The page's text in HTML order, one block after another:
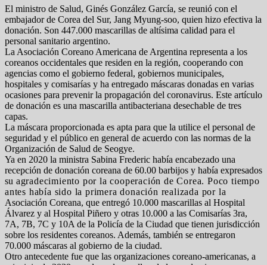
El ministro de Salud, Ginés González García, se reunió con el
embajador de Corea del Sur, Jang Myung-soo, quien hizo efectiva la
donación. Son 447.000 mascarillas de altísima calidad para el
personal sanitario argentino.
La Asociación Coreano Americana de Argentina representa a los
coreanos occidentales que residen en la región, cooperando con
agencias como el gobierno federal, gobiernos municipales,
hospitales y comisarías y ha entregado máscaras donadas en varias
ocasiones para prevenir la propagación del coronavirus. Este artículo
de donación es una mascarilla antibacteriana desechable de tres
capas.
La máscara proporcionada es apta para que la utilice el personal de
seguridad y el público en general de acuerdo con las normas de la
Organización de Salud de Seogye.
Ya en 2020 la ministra Sabina Frederic había encabezado una
recepción de donación coreana de 60.00 barbijos y había expresados
su agradecimiento por la cooperación de Corea. Poco tiempo
antes había sido la primera donación realizada por la
Asociación Coreana, que entregó 10.000 mascarillas al Hospital
Álvarez y al Hospital Piñero y otras 10.000 a las Comisarías 3ra,
7A, 7B, 7C y 10A de la Policía de la Ciudad que tienen jurisdicción
sobre los residentes coreanos. Además, también se entregaron
70.000 máscaras al gobierno de la ciudad.
Otro antecedente fue que las organizaciones coreano-americanas, a